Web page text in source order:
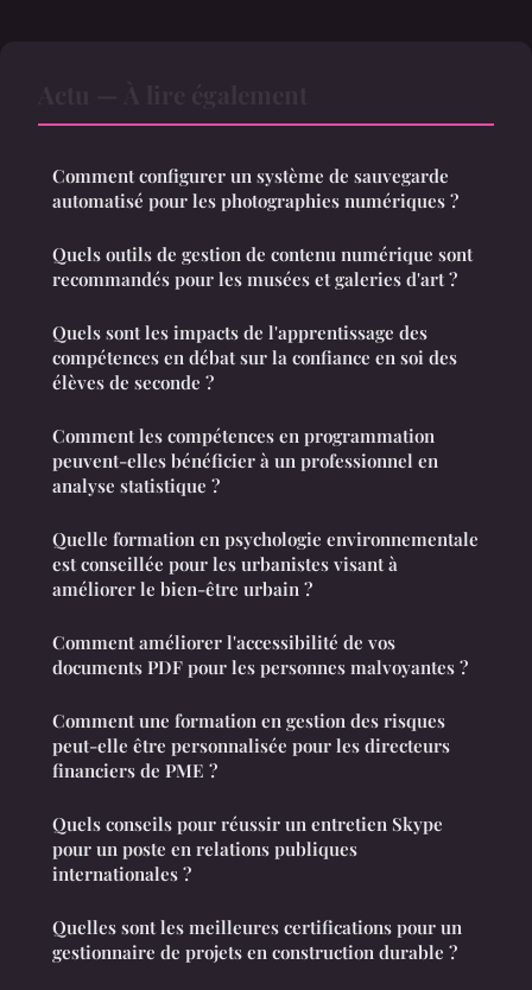
Comment configurer un système de sauvegarde
automatisé pour les photographies numériques ?
Quels outils de gestion de contenu numérique sont
recommandés pour les musées et galeries d'art ?
Quels sont les impacts de l'apprentissage des
compétences en débat sur la confiance en soi des
élèves de seconde ?
Comment les compétences en programmation
peuvent-elles bénéficier à un professionnel en
analyse statistique ?
Quelle formation en psychologie environnementale
est conseillée pour les urbanistes visant à
améliorer le bien-être urbain ?
Comment améliorer l'accessibilité de vos
documents PDF pour les personnes malvoyantes ?
Comment une formation en gestion des risques
peut-elle être personnalisée pour les directeurs
financiers de PME ?
Quels conseils pour réussir un entretien Skype
pour un poste en relations publiques
internationales ?
Quelles sont les meilleures certifications pour un
gestionnaire de projets en construction durable ?